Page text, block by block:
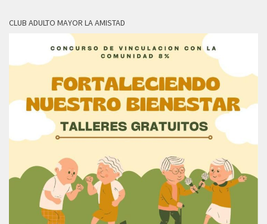
CLUB ADULTO MAYOR LA AMISTAD